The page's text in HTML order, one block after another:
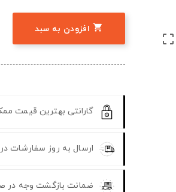

 افزودن به سبد
گارانتی بهترین قیمت
ارسال به روز سفارشات
ضمانت بازگشت وجه در